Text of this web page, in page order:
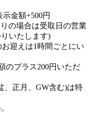
金額+500円
の場合は受取日の営業
いたします)
迎えは1時間ごとにい
のプラス200円いただ
、正月、GW含む)は特